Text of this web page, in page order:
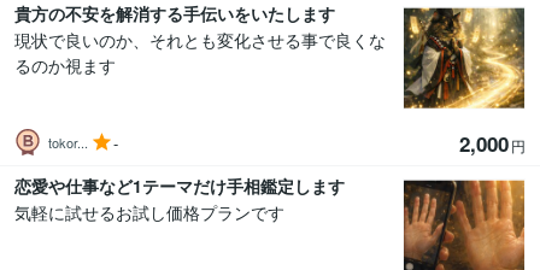
貴方の不安を解消する手伝いをいたします
現状で良いのか、それとも変化させる事で良くな
るのか視ます
tokor... - 2,000円
恋愛や仕事など1テーマだけ手相鑑定します
気軽に試せるお試し価格プランです